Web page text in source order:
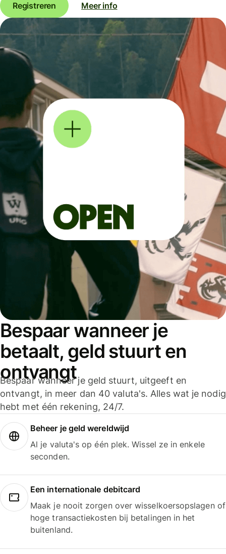
Registreren Meer info
Bespaar wanneer je
betaalt, geld stuurt en
ontvangt
Bespaar wanneer je geld stuurt, uitgeeft en
ontvangt, in meer dan 40 valuta's. Alles wat je nodig
hebt met één rekening, 24/7.
Beheer je geld wereldwijd
Al je valuta's op één plek. Wissel ze in enkele
seconden.
Een internationale debitcard
Maak je nooit zorgen over wisselkoersopslagen of
hoge transactiekosten bij betalingen in het
buitenland.